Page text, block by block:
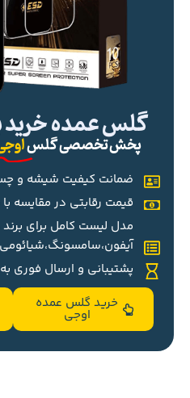
گلس عمده خرید
پخش تخصصی گلس
ضمانت کیفیت شیشه و
قیمت رقابتی در مقایسه با
مدل لیست کامل برای
آیفون،سامسونگ،شیائومی
پشتیبانی و ارسال فوری
خرید گلس عمده
اوجی